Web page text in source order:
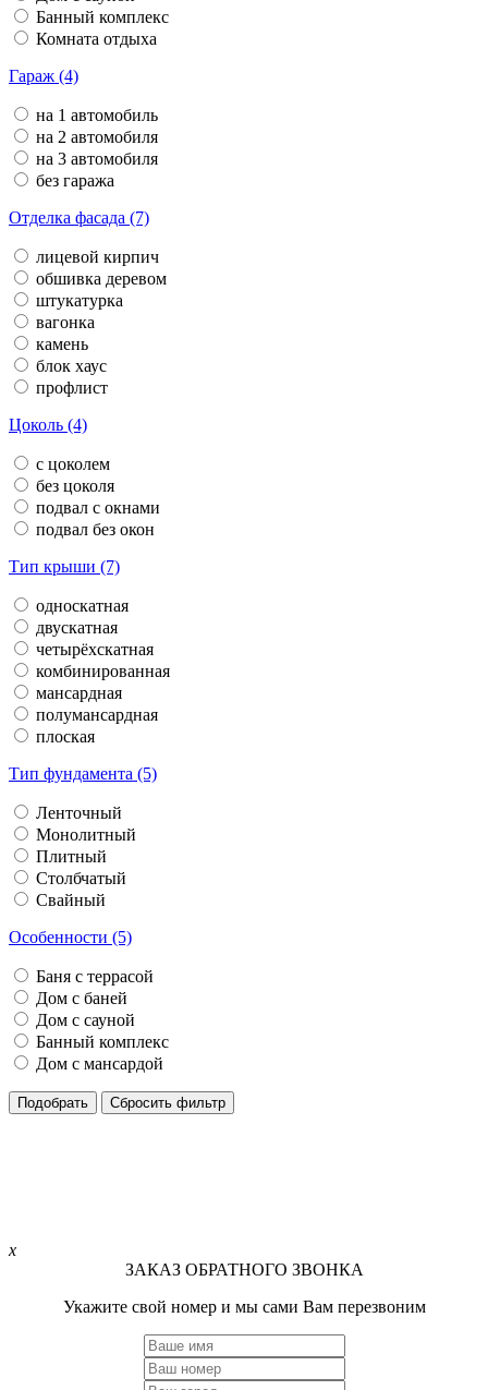
Банный комплекс
Комната отдыха
Гараж (4)
на 1 автомобиль
на 2 автомобиля
на 3 автомобиля
без гаража
Отделка фасада (7)
лицевой кирпич
обшивка деревом
штукатурка
вагонка
камень
блок хаус
профлист
Цоколь (4)
с цоколем
без цоколя
подвал с окнами
подвал без окон
Тип крыши (7)
односкатная
двускатная
четырёхскатная
комбинированная
мансардная
полумансардная
плоская
Тип фундамента (5)
Ленточный
Монолитный
Плитный
Столбчатый
Свайный
Особенности (5)
Баня с террасой
Дом с баней
Дом с сауной
Банный комплекс
Дом с мансардой
Подобрать Сбросить фильтр
x
ЗАКАЗ ОБРАТНОГО ЗВОНКА
Укажите свой номер и мы сами Вам перезвоним